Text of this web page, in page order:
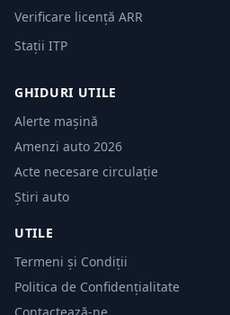
Verificare licență ARR
Stații ITP
GHIDURI UTILE
Alerte mașină
Amenzi auto 2026
Acte necesare circulație
Știri auto
UTILE
Termeni și Condiții
Politica de Confidențialitate